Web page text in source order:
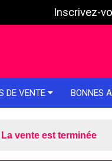
Inscrivez-
DE VENTE BONNES
La vente est terminée